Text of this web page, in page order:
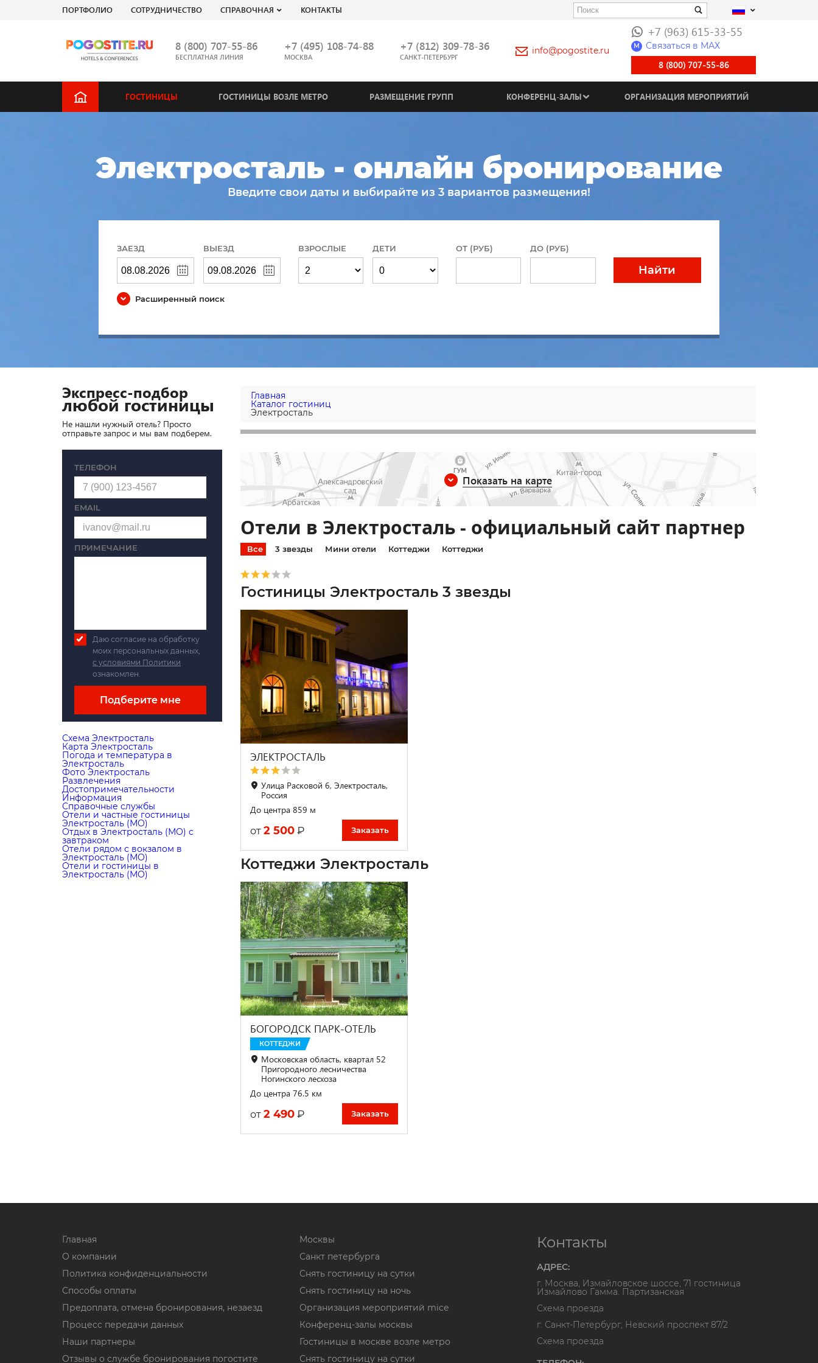
ПОРТФОЛИО СОТРУДНИЧЕСТВО СПРАВОЧНАЯ КОНТАКТЫ
8 (800) 707-55-86
БЕСПЛАТНАЯ ЛИНИЯ
+7 (495) 108-74-88
МОСКВА
+7 (812) 309-78-36
САНКТ-ПЕТЕРБУРГ
info@pogostite.ru
+7 (963) 615-33-55
M Связаться в МАХ
8 (800) 707-55-86
ГОСТИНИЦЫ ГОСТИНИЦЫ ВОЗЛЕ МЕТРО РАЗМЕЩЕНИЕ ГРУПП КОНФЕРЕНЦ-ЗАЛЫ ОРГАНИЗАЦИЯ МЕРОПРИЯТИЙ
Электросталь - онлайн бронирование
Введите свои даты и выбирайте из 3 вариантов размещения!
ЗАЕЗД ВЫЕЗД ВЗРОСЛЫЕ ДЕТИ ОТ (РУБ) ДО (РУБ)
Найти
Расширенный поиск
Главная
Каталог гостиниц
Электросталь
Показать на карте
Отели в Электросталь - официальный сайт партнер
Все 3 звезды Мини отели Коттеджи Коттеджи
Гостиницы Электросталь 3 звезды
ЭЛЕКТРОСТАЛЬ
Улица Расковой 6, Электросталь,
Россия
До центра 859 м
от 2 500 ₽ Заказать
Коттеджи Электросталь
БОГОРОДСК ПАРК-ОТЕЛЬ
КОТТЕДЖИ
Московская область, квартал 52
Пригородного лесничества
Ногинского лесхоза
До центра 76.5 км
от 2 490 ₽ Заказать
Экспресс-подбор
любой гостиницы
Не нашли нужный отель? Просто
отправьте запрос и мы вам подберем.
ТЕЛЕФОН
EMAIL
ПРИМЕЧАНИЕ
Даю согласие на обработку
моих персональных данных,
с условиями Политики
ознакомлен.
Подберите мне
Схема Электросталь
Карта Электросталь
Погода и температура в
Электросталь
Фото Электросталь
Развлечения
Достопримечательности
Информация
Справочные службы
Отели и частные гостиницы
Электросталь (МО)
Отдых в Электросталь (МО) с
завтраком
Отели рядом с вокзалом в
Электросталь (МО)
Отели и гостиницы в
Электросталь (МО)
Главная
О компании
Политика конфиденциальности
Способы оплаты
Предоплата, отмена бронирования, незаезд
Процесс передачи данных
Наши партнеры
Отзывы о службе бронирования погостите
Москвы
Санкт петербурга
Снять гостиницу на сутки
Снять гостиницу на ночь
Организация мероприятий mice
Конференц-залы москвы
Гостиницы в москве возле метро
Снять гостиницу на сутки
Контакты
АДРЕС:
г. Москва, Измайловское шоссе, 71 гостиница
Измайлово Гамма. Партизанская
Схема проезда
г. Санкт-Петербург, Невский проспект 87/2
Схема проезда